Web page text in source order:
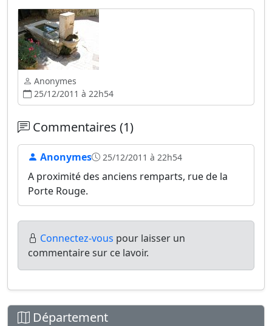
Anonymes
25/12/2011 à 22h54
Commentaires (1)
Anonymes 25/12/2011 à 22h54
A proximité des anciens remparts, rue de la
Porte Rouge.
Connectez-vous pour laisser un
commentaire sur ce lavoir.
Département